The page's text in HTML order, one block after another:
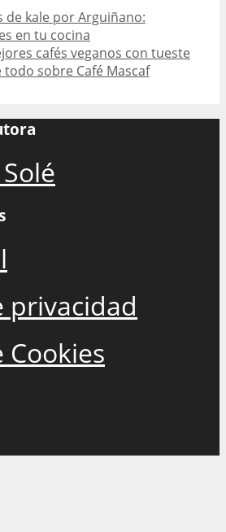
de kale por Arguiñano:
en tu cocina
cafés veganos con tueste
sobre Café Mascaf
privacidad
Cookies